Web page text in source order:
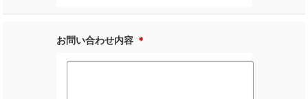
お問い合わせ内容 ＊